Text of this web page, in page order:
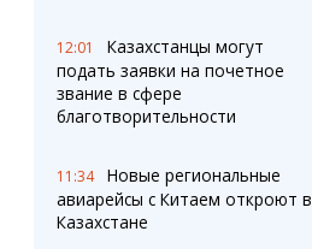
Коллаж недели
Ешкин гороскоп
Медиа
Фото
Видео
12:01
Казахстанцы могут
подать заявки на почетное
звание в сфере
благотворительности
11:34
Новые региональные
авиарейсы с Китаем откроют в
Казахстане